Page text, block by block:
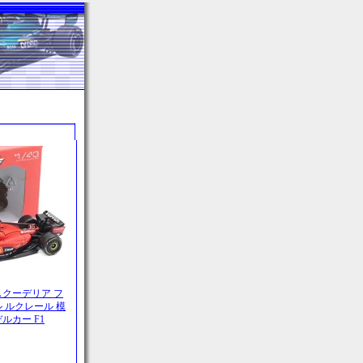
クーデリア フ
ルクレール 模
カー F1